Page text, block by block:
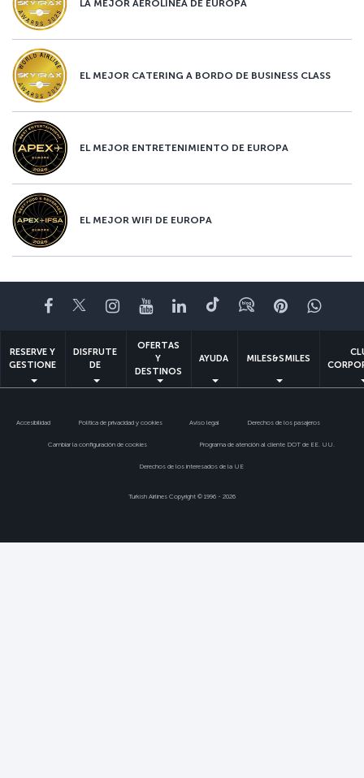
LA MEJOR AEROLÍNEA DE EUROPA
EL MEJOR CATERING A BORDO DE BUSINESS CLASS
EL MEJOR ENTRETENIMIENTO DE EUROPA
EL MEJOR WIFI DE EUROPA
Facebook
TwitterInstagram
YouTubeLinkedIn
TikTokBlogPinterest
RESERVE Y
GESTIONE
DISFRUTE
DE
OFERTAS
Y
DESTINOS
AYUDA MILES&SMILES
Accesibilidad Política de privacidad y cookies Aviso legal Derechos de los pasajeros
Cambiar la configuración de cookies Programa de atención al cliente DOT de EE. UU.
Derechos de los interesados de la UE
Turkish Airlines Copyright © 1996 - 2026